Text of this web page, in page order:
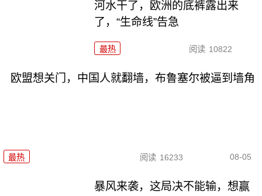
河水干了，欧洲的底裤露出来
了，“生命线”告急
最热 阅读 10822
欧盟想关门，中国人就翻墙，布鲁塞尔被逼到墙角
最热 阅读 16233 08-05
暴风来袭，这局决不能输，想赢